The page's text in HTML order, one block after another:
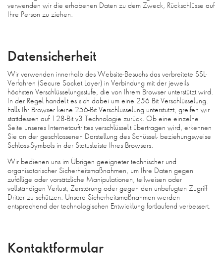
verwenden wir die erhobenen Daten zu dem Zweck, Rückschlüsse auf
Ihre Person zu ziehen.
Datensicherheit
Wir verwenden innerhalb des Website-Besuchs das verbreitete SSL-
Verfahren (Secure Socket Layer) in Verbindung mit der jeweils
höchsten Verschlüsselungsstufe, die von Ihrem Browser unterstützt wird.
In der Regel handelt es sich dabei um eine 256 Bit Verschlüsselung.
Falls Ihr Browser keine 256-Bit Verschlüsselung unterstützt, greifen wir
stattdessen auf 128-Bit v3 Technologie zurück. Ob eine einzelne
Seite unseres Internetauftrittes verschlüsselt übertragen wird, erkennen
Sie an der geschlossenen Darstellung des Schüssel- beziehungsweise
Schloss-Symbols in der Statusleiste Ihres Browsers.
Wir bedienen uns im Übrigen geeigneter technischer und
organisatorischer Sicherheitsmaßnahmen, um Ihre Daten gegen
zufällige oder vorsätzliche Manipulationen, teilweisen oder
vollständigen Verlust, Zerstörung oder gegen den unbefugten Zugriff
Dritter zu schützen. Unsere Sicherheitsmaßnahmen werden
entsprechend der technologischen Entwicklung fortlaufend verbessert.
Kontaktformular